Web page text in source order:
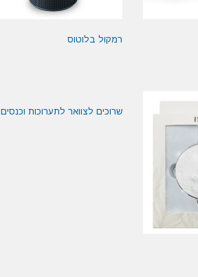
רמקול בלוטוס
שרוכים לצוואר לתערוכות וכנסים